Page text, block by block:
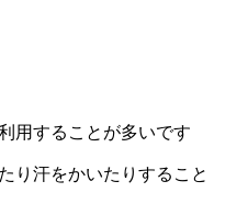
用することが多いです
り汗をかいたりすること